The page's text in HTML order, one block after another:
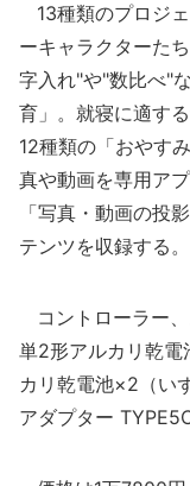
13種類のプロジ
ーキャラクターた
字入れ"や"数比べ"
育」。就寝に適す
12種類の「おやす
真や動画を専用ア
「写真・動画の投
テンツを収録する。
コントローラー
単2形アルカリ乾
カリ乾電池×2（い
アダプター